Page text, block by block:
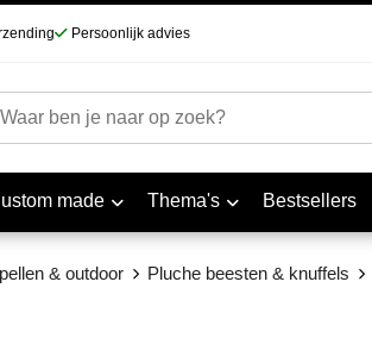
Persoonlijk advies
made Thema's Bestsellers
& outdoor Pluche beesten & knuffels